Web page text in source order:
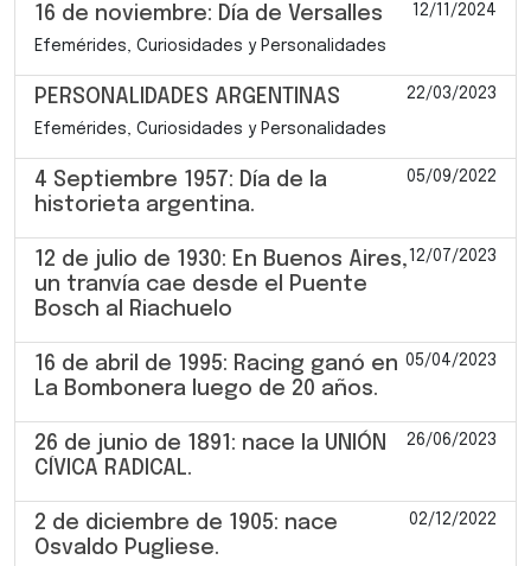
16 de noviembre: Día de Versalles 12/11/2024
Efemérides, Curiosidades y Personalidades
PERSONALIDADES ARGENTINAS 22/03/2023
Efemérides, Curiosidades y Personalidades
4 Septiembre 1957: Día de la
historieta argentina.
05/09/2022
12 de julio de 1930: En Buenos Aires,
un tranvía cae desde el Puente
Bosch al Riachuelo
12/07/2023
16 de abril de 1995: Racing ganó en
La Bombonera luego de 20 años.
05/04/2023
26 de junio de 1891: nace la UNIÓN
CÍVICA RADICAL.
26/06/2023
2 de diciembre de 1905: nace
Osvaldo Pugliese.
02/12/2022